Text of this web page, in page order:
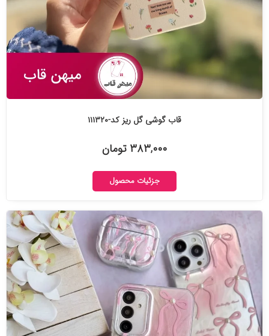
قاب گوشی گل ریز کد-۱۱۱۳۲۰
۳۸۳,۰۰۰ تومان
جزئیات محصول